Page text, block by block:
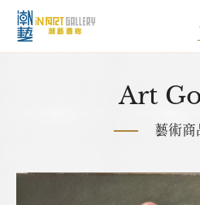
Art
藝術商